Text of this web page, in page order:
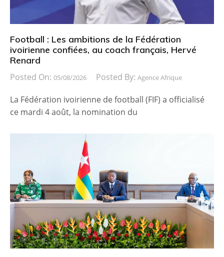
Football : Les ambitions de la Fédération
ivoirienne confiées, au coach français, Hervé
Renard
Posted On: 05/08/2026 Posted By: Agence Afrique
La Fédération ivoirienne de football (FIF) a officialisé
ce mardi 4 août, la nomination du